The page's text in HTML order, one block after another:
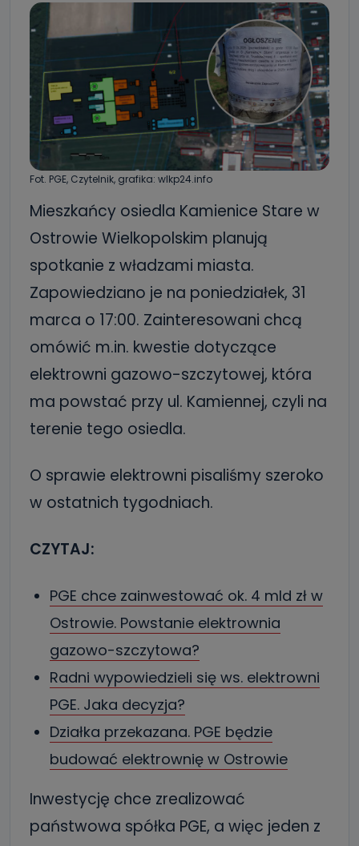
Fot. PGE, Czytelnik, grafika: wlkp24.info
Mieszkańcy osiedla Kamienice Stare w
Ostrowie Wielkopolskim planują
spotkanie z władzami miasta.
Zapowiedziano je na poniedziałek, 31
marca o 17:00. Zainteresowani chcą
omówić m.in. kwestie dotyczące
elektrowni gazowo-szczytowej, która
ma powstać przy ul. Kamiennej, czyli na
terenie tego osiedla.
O sprawie elektrowni pisaliśmy szeroko
w ostatnich tygodniach.
CZYTAJ:
PGE chce zainwestować ok. 4 mld zł w
Ostrowie. Powstanie elektrownia
gazowo-szczytowa?
Radni wypowiedzieli się ws. elektrowni
PGE. Jaka decyzja?
Działka przekazana. PGE będzie
budować elektrownię w Ostrowie
Inwestycję chce zrealizować
państwowa spółka PGE, a więc jeden z